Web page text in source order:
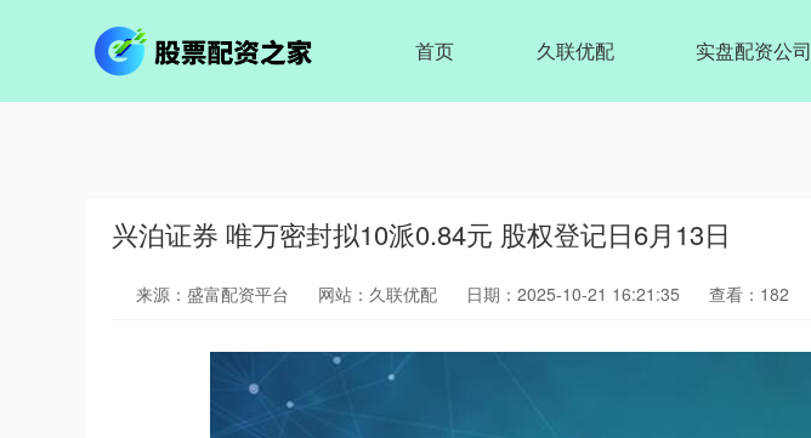
首页 久联优配 实盘配资公司
兴泊证券 唯万密封拟10派0.84元 股权登记日6月13日
来源：盛富配资平台 网站：久联优配 日期：2025-10-21 16:21:35 查看：182